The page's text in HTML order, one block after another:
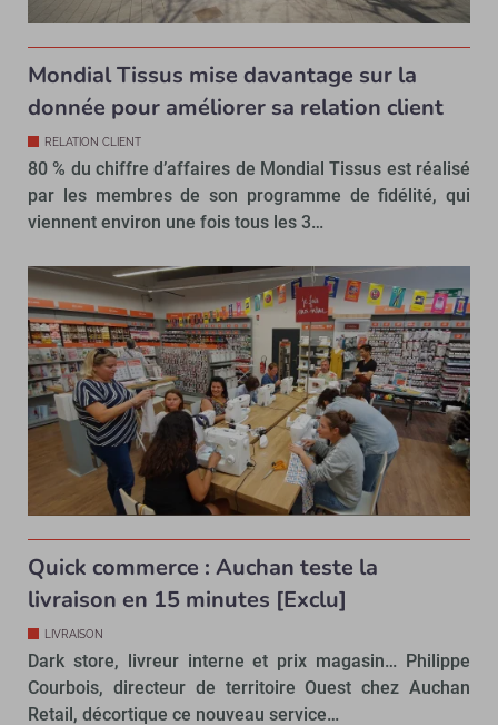
Mondial Tissus mise davantage sur la
donnée pour améliorer sa relation client
RELATION CLIENT
80 % du chiffre d’affaires de Mondial Tissus est réalisé
par les membres de son programme de fidélité, qui
viennent environ une fois tous les 3…
Quick commerce : Auchan teste la
livraison en 15 minutes [Exclu]
LIVRAISON
Dark store, livreur interne et prix magasin… Philippe
Courbois, directeur de territoire Ouest chez Auchan
Retail, décortique ce nouveau service…